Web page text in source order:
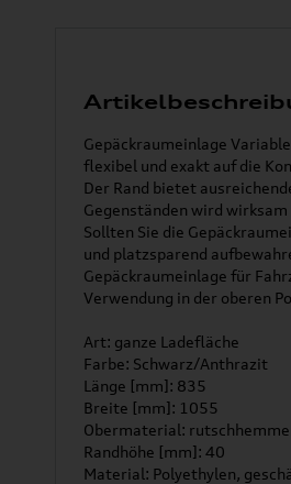
Gepäckraumeinlage
flexibel und exakt auf die
Der Rand bietet
Gegenständen wird
Sollten Sie die
und platzsparend
Gepäckraumeinlage für
Verwendung in der oberen
Art: ganze Ladefläche
Farbe: Schwarz/Anthrazit
Länge [mm]: 835
Breite [mm]: 1055
Obermaterial:
Randhöhe [mm]: 40
Material: Polyethylen,